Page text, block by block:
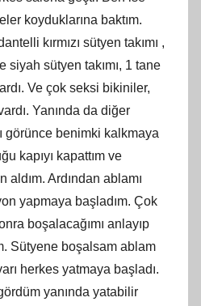
koyduklarına baktım.
kırmızı sütyen takımı ,
siyah sütyen takımı, 1 tane
Ve çok seksi bikiniler,
Yanında da diğer
görünce benimki kalkmaya
kapıyı kapattım ve
Ardından ablamı
yapmaya başladım. Çok
boşalacağımı anlayıp
Sütyene boşalsam ablam
herkes yatmaya başladı.
yanında yatabilir